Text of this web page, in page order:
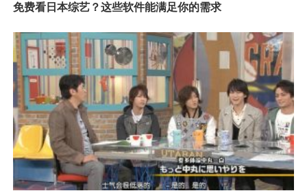
免费看日本综艺？这些软件能满足你的需求